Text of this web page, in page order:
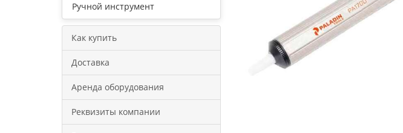
Ручной инструмент
Как купить
Доставка
Аренда оборудования
Реквизиты компании